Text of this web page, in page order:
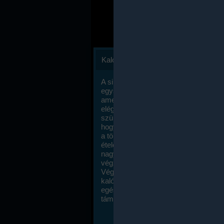
Kalóriaszámlálás
A sikeres fogyás titka valójában igen
egyszerű: égess több energiát, mint
amennyit beviszel. Természetesen
elég nagy fegyelemre és akaraterőre
szükség, de meglepődve fogod
hogy a kalóriaszámolás mennyire
a többi diétához képest. Itt nincsenek
ételek és a megengedett kalóriabevitelt
nagymértékben növelheted ha
végzel.
Végül, de nem utolsó sorban, a
kalóriaszámolás módszerét a legtöbb
egészségügyi szakorvos ajánlja és
támogatja.